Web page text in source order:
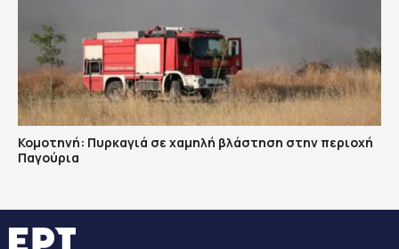
Κομοτηνή: Πυρκαγιά σε χαμηλή βλάστηση στην περιοχή
Παγούρια